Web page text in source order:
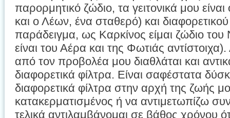
παρορμητικό ζώδιο, τα γειτονικά μου
και ο Λέων, ένα σταθερό) και διαφορετικού
παράδειγμα, ως Καρκίνος είμαι ζώδιο του
είναι του Αέρα και της Φωτιάς
από τον προβολέα μου διαθλάται και
διαφορετικά φίλτρα. Είναι σαφέστατα
διαφορετικά φίλτρα στην αρχή της ζωής
κατακερματισμένος ή να αντιμετωπίζω
τελικά αντιλαμβάνομαι σε βάθος χρόνου